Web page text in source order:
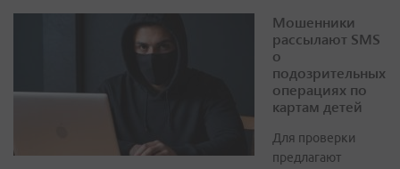
Мошенники
рассылают SMS
о
подозрительных
операциях по
картам детей
Для проверки
предлагают